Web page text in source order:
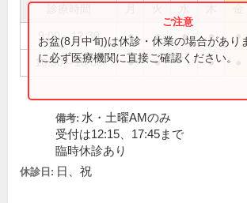
9:00～12:30 ● ● ● ● ●
16:30～18:00 ● ● ●
お盆(8月中旬)は休診・休業の場合があり
に必ず医療機関に直接ご確認ください。
備考: 水・土曜AMのみ
受付は12:15、17:45まで
臨時休診あり
休診日: 日、祝